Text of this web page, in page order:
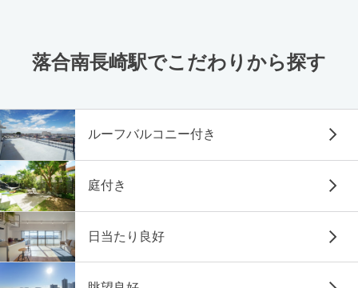
落合南長崎駅でこだわりから探す
ルーフバルコニー付き
庭付き
日当たり良好